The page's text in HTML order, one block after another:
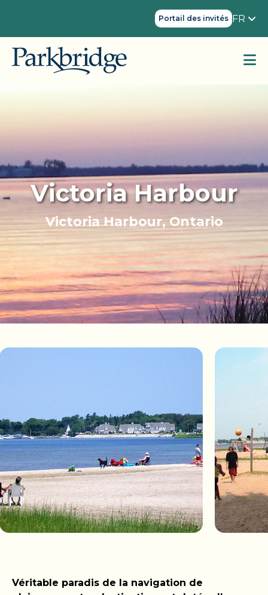
Portail des invités FR
Victoria Harbour
Victoria Harbour, Ontario
Véritable paradis de la navigation de